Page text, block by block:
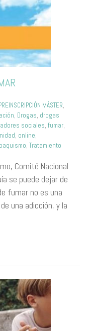
MÁSTER,
, Drogas, drogas
sociales, fumar,
, online,
, Tratamiento
Comité Nacional
se puede dejar de
fumar no es una
una adicción, y la